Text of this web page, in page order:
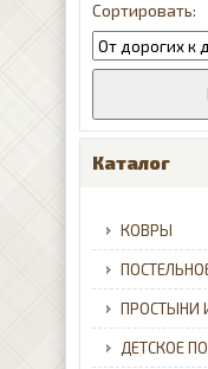
молочный
розовый 2
лиловый 8
черный
Каталог
КОВРЫ
ПРОСТЫНИ